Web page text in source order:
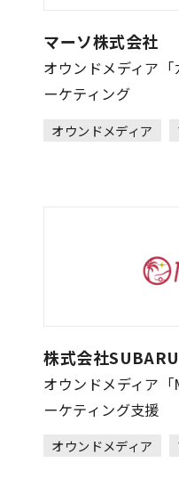
マーソ株式会社
オウンドメディア
ーケティング
オウンドメディア
株式会社SUBARU
オウンドメディア
ーケティング支援
オウンドメディア